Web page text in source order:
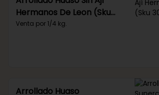
Hermanos De Leon (Sku
307)
Venta por 1/4 kg.
Arrollado Huaso